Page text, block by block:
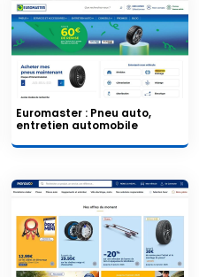
Euromaster : Pneu auto,
entretien automobile